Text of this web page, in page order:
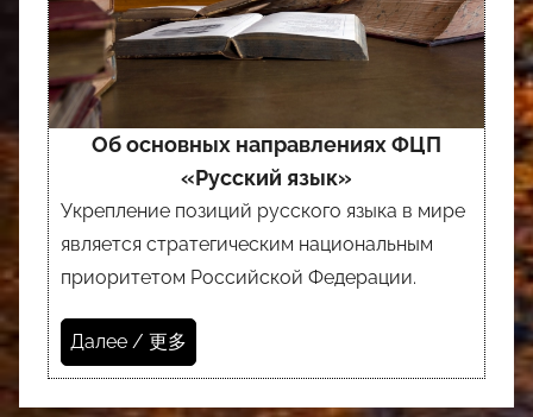
Об основных направлениях ФЦП
«Русский язык»
Укрепление позиций русского языка в мире
является стратегическим национальным
приоритетом Российской Федерации.
Далее / 更多